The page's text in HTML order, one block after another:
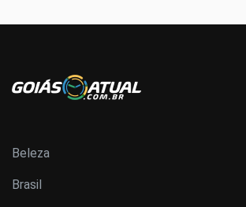
Beleza
Brasil